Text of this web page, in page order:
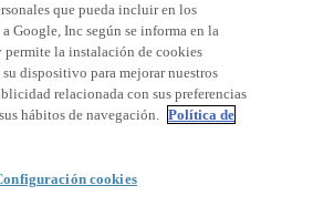
Barcelona - URL |
que pueda incluir en los
Google, Inc según se informa en la
la instalación de cookies
dispositivo para mejorar nuestros
relacionada con sus preferencias
hábitos de navegación. Política de
cookies